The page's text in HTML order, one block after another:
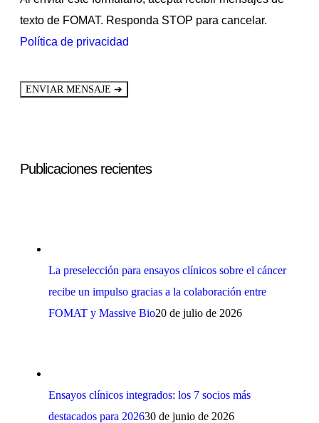
texto de FOMAT. Responda STOP para cancelar.
Política de privacidad
ENVIAR MENSAJE ➔
Publicaciones recientes
La preselección para ensayos clínicos sobre el cáncer
recibe un impulso gracias a la colaboración entre
FOMAT y Massive Bio20 de julio de 2026
Ensayos clínicos integrados: los 7 socios más
destacados para 202630 de junio de 2026